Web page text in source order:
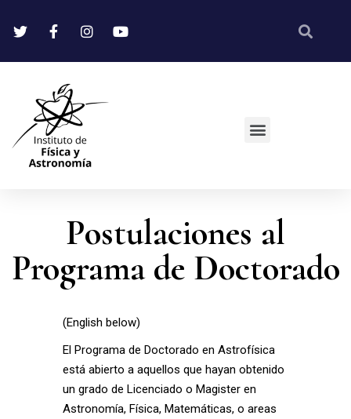
Postulaciones al
Programa de Doctorado
(English below)
El Programa de Doctorado en Astrofísica
está abierto a aquellos que hayan obtenido
un grado de Licenciado o Magister en
Astronomía, Física, Matemáticas, o areas